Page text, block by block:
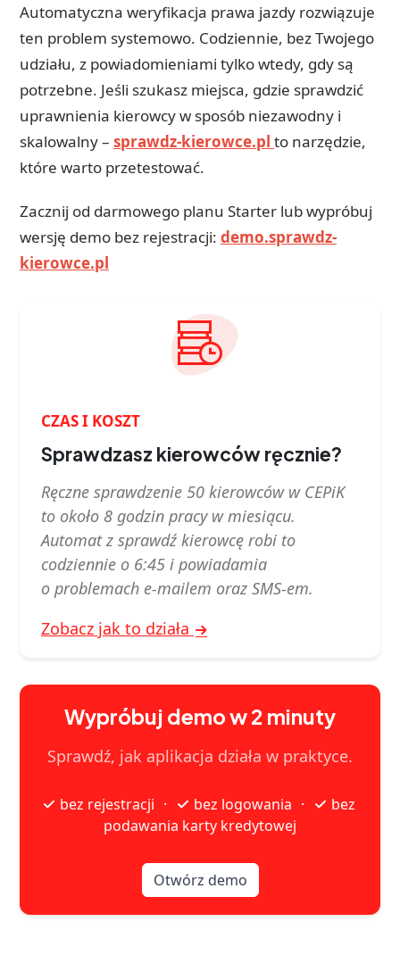
Automatyczna weryfikacja prawa jazdy rozwiązuje
ten problem systemowo. Codziennie, bez Twojego
udziału, z powiadomieniami tylko wtedy, gdy są
potrzebne. Jeśli szukasz miejsca, gdzie sprawdzić
uprawnienia kierowcy w sposób niezawodny i
skalowalny – sprawdz-kierowce.pl to narzędzie,
które warto przetestować.
Zacznij od darmowego planu Starter lub wypróbuj
wersję demo bez rejestracji: demo.sprawdz-
kierowce.pl
CZAS I KOSZT
Sprawdzasz kierowców ręcznie?
Ręczne sprawdzenie 50 kierowców w CEPiK
to około 8 godzin pracy w miesiącu.
Automat z sprawdź kierowcę robi to
codziennie o 6:45 i powiadamia
o problemach e‑mailem oraz SMS-em.
Zobacz jak to działa
Wypróbuj demo w 2 minuty
Sprawdź, jak aplikacja działa w praktyce.
bez rejestracji · bez logowania ·
bez
podawania karty kredytowej
Otwórz demo